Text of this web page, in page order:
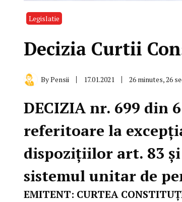
Legislatie
Decizia Curtii
ByPensii 17.01.2021 26 minutes, 26
DECIZIA nr. 699 din
referitoare la
dispozițiilor art. 83
sistemul unitar de
EMITENT: CURTEA